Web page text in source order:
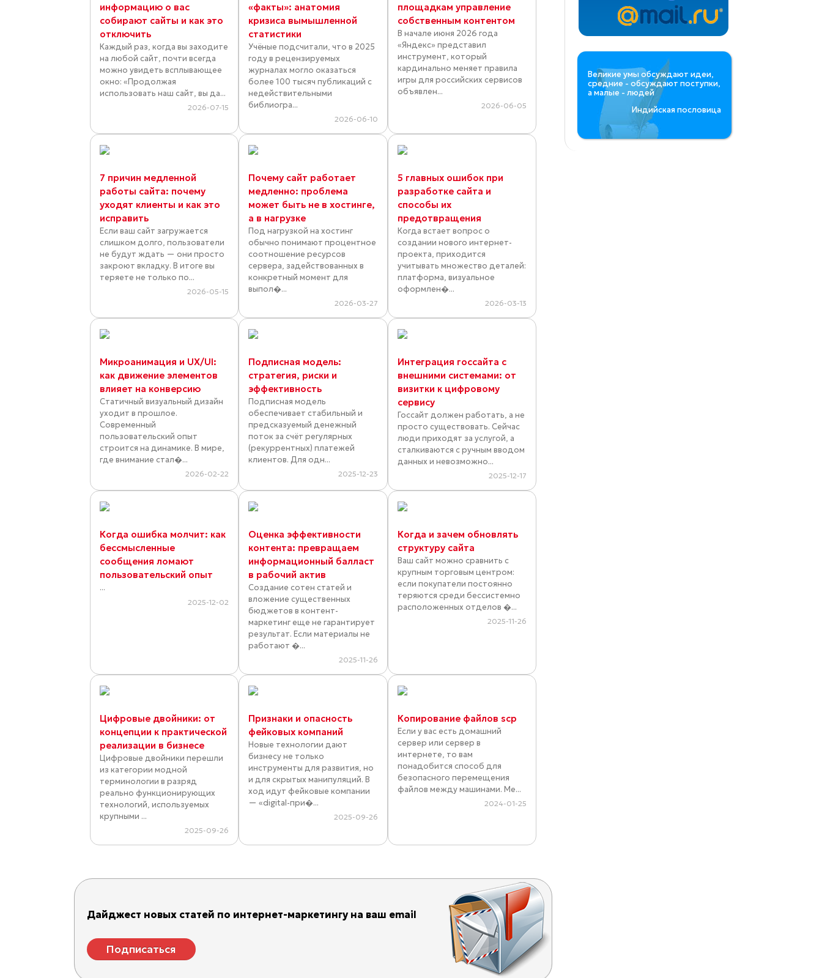
информацию о вас
собирают сайты и как это
отключить
Каждый раз, когда вы заходите
на любой сайт, почти всегда
можно увидеть всплывающее
окно: «Продолжая
использовать наш сайт, вы да...
2026-07-15
«факты»: анатомия
кризиса вымышленной
статистики
Учёные подсчитали, что в 2025
году в рецензируемых
журналах могло оказаться
более 100 тысяч публикаций с
недействительными
библиогра...
2026-06-10
площадкам управление
собственным контентом
В начале июня 2026 года
«Яндекс» представил
инструмент, который
кардинально меняет правила
игры для российских сервисов
объявлен...
2026-06-05
7 причин медленной
работы сайта: почему
уходят клиенты и как это
исправить
Если ваш сайт загружается
слишком долго, пользователи
не будут ждать — они просто
закроют вкладку. В итоге вы
теряете не только по...
2026-05-15
Почему сайт работает
медленно: проблема
может быть не в хостинге,
а в нагрузке
Под нагрузкой на хостинг
обычно понимают процентное
соотношение ресурсов
сервера, задействованных в
конкретный момент для
выпол�...
2026-03-27
5 главных ошибок при
разработке сайта и
способы их
предотвращения
Когда встает вопрос о
создании нового интернет-
проекта, приходится
учитывать множество деталей:
платформа, визуальное
оформлен�...
2026-03-13
Микроанимация и UX/UI:
как движение элементов
влияет на конверсию
Статичный визуальный дизайн
уходит в прошлое.
Современный
пользовательский опыт
строится на динамике. В мире,
где внимание стал�...
2026-02-22
Подписная модель:
стратегия, риски и
эффективность
Подписная модель
обеспечивает стабильный и
предсказуемый денежный
поток за счёт регулярных
(рекуррентных) платежей
клиентов. Для одн...
2025-12-23
Интеграция госсайта с
внешними системами: от
визитки к цифровому
сервису
Госсайт должен работать, а не
просто существовать. Сейчас
люди приходят за услугой, а
сталкиваются с ручным вводом
данных и невозможно...
2025-12-17
Когда ошибка молчит: как
бессмысленные
сообщения ломают
пользовательский опыт
...
2025-12-02
Оценка эффективности
контента: превращаем
информационный балласт
в рабочий актив
Создание сотен статей и
вложение существенных
бюджетов в контент-
маркетинг еще не гарантирует
результат. Если материалы не
работают �...
2025-11-26
Когда и зачем обновлять
структуру сайта
Ваш сайт можно сравнить с
крупным торговым центром:
если покупатели постоянно
теряются среди бессистемно
расположенных отделов �...
2025-11-26
Цифровые двойники: от
концепции к практической
реализации в бизнесе
Цифровые двойники перешли
из категории модной
терминологии в разряд
реально функционирующих
технологий, используемых
крупными ...
2025-09-26
Признаки и опасность
фейковых компаний
Новые технологии дают
бизнесу не только
инструменты для развития, но
и для скрытых манипуляций. В
ход идут фейковые компании
— «digital-при�...
2025-09-26
Копирование файлов scp
Если у вас есть домашний
сервер или сервер в
интернете, то вам
понадобится способ для
безопасного перемещения
файлов между машинами. Ме...
2024-01-25
Дайджест новых статей по интернет-маркетингу на ваш email
Подписаться
Великие умы обсуждают идеи,
средние - обсуждают поступки,
а малые - людей
Индийская пословица